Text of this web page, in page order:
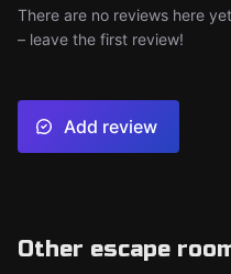
There are no reviews here
– leave the first review!
Add review
Other escape